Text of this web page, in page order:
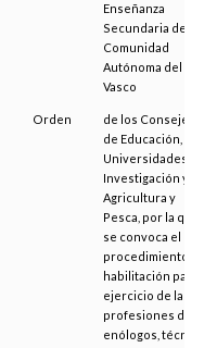
Enseñanza
Secundaria de la
Comunidad
Autónoma del País
Vasco
Orden
de los Consejeros
de Educación,
Universidades e
Investigación y de
Agricultura y
Pesca, por la que
se convoca el
procedimiento de
habilitación para el
ejercicio de las
profesiones de
enólogos, técnicos